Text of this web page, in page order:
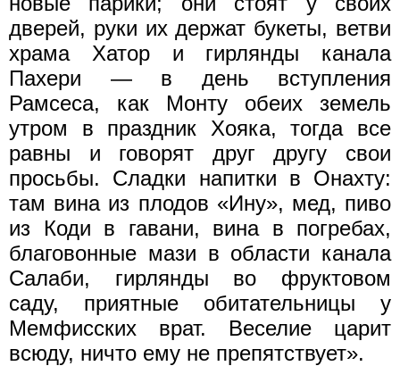
дверей, руки их держат букеты, ветви
храма Хатор и гирлянды канала
Пахери — в день вступления
Рамсеса, как Монту обеих земель
утром в праздник Хояка, тогда все
равны и говорят друг другу свои
просьбы. Сладки напитки в Онахту:
там вина из плодов «Ину», мед, пиво
из Коди в гавани, вина в погребах,
благовонные мази в области канала
Салаби, гирлянды во фруктовом
саду, приятные обитательницы у
Мемфисских врат. Веселие царит
всюду, ничто ему не препятствует».